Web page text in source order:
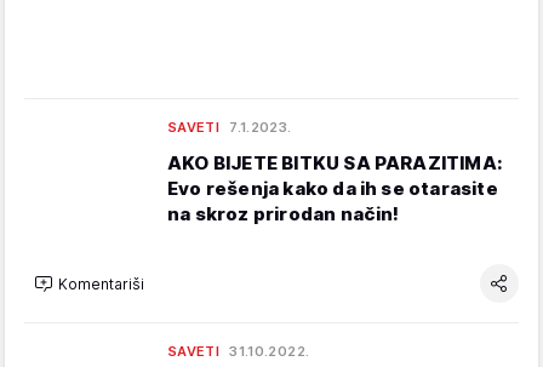
SAVETI 7.1.2023.
AKO BIJETE BITKU SA PARAZITIMA:
Evo rešenja kako da ih se otarasite
na skroz prirodan način!
Komentariši
SAVETI 31.10.2022.